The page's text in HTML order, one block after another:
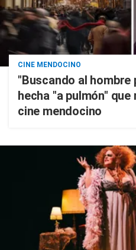
CINE MENDOCINO
"Buscando al hombre
hecha "a pulmón"
cine mendocino